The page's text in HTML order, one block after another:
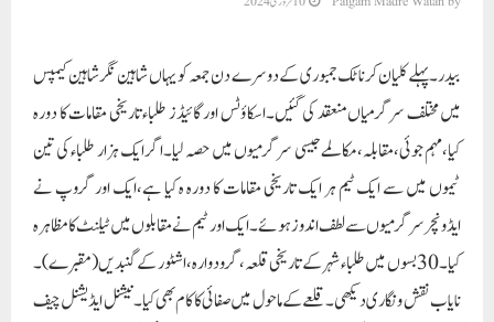
بیدر۔پہلے کلیان کرناٹک جمبوری کے دوسرے دن جمعہ کو یہاں شاہین نگر شاہین کیمپس
میں مختلف سرگرمیاں منعقد کی گئیں۔اسکاؤٹس اور گائیڈز طلباء تاریخی مقامات کا دورہ
کیا،مہم جوئی،مقابلہ،مکالمے جیسی سرگرمیوں میں حصہ لیا۔اگر ایک ہزار طلباء کی تین
ٹیموں میں سے ایک ٹیم ہر ایک تاریخی مقامات کا دورہ ہ کیا ہے،ایک اور گروپ نے
ایڈونچر سرگرمیوں سے لطف اندوز ہوئے۔ ایک اور ٹیم نے مقابلوں میں ٹیلنٹ کا مظاہرہ
کیا۔30 بسوں میں طلباء شہر کے تاریخی قلعہ،گرودوارہ،اشٹور کے گنبد یں(مقبرے)۔
نایاب نقش و نگاری دیکھی۔ قلعے کے ماحول میں صفائی کا کام بھی کیا۔نیشنل ایڈیشنل چیف